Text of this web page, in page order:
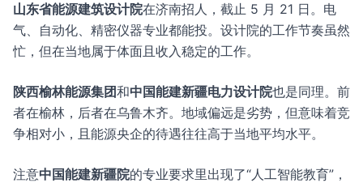
山东省能源建筑设计院在济南招人，截止 5 月 21 日。电
气、自动化、精密仪器专业都能投。设计院的工作节奏虽然
忙，但在当地属于体面且收入稳定的工作。
陕西榆林能源集团和中国能建新疆电力设计院也是同理。前
者在榆林，后者在乌鲁木齐。地域偏远是劣势，但意味着竞
争相对小，且能源央企的待遇往往高于当地平均水平。
注意中国能建新疆院的专业要求里出现了“人工智能教育”，